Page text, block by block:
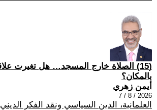
(15) الصلاة خارج المسجد… هل تغيرت
بالمكان؟
أيمن زهري
2026 / 8 / 7
العلمانية، الدين السياسي ونقد الفكر الديني